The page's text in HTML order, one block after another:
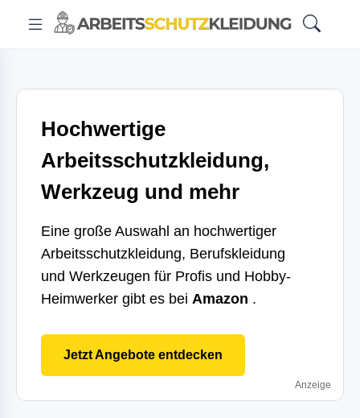
Hochwertige
Arbeitsschutzkleidung,
Werkzeug und mehr
Eine große Auswahl an hochwertiger
Arbeitsschutzkleidung, Berufskleidung
und Werkzeugen für Profis und Hobby-
Heimwerker gibt es bei Amazon .
Jetzt Angebote entdecken
Anzeige